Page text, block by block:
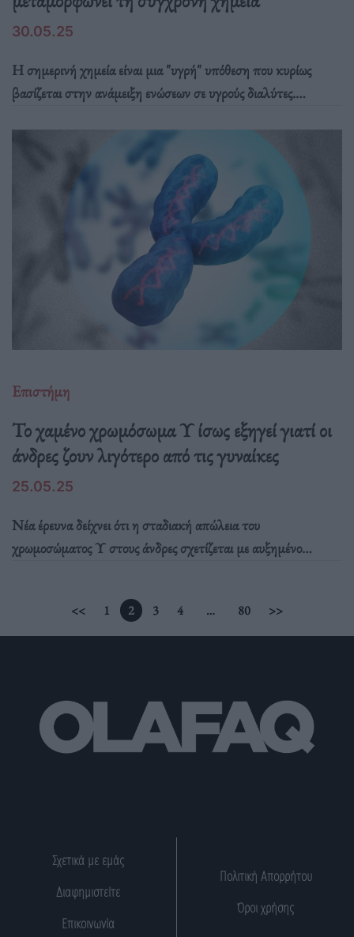
30.05.25
Η σημερινή χημεία είναι μια "υγρή" υπόθεση που κυρίως
βασίζεται στην ανάμειξη ενώσεων σε υγρούς διαλύτες.
αποδεικνύεται απρόσμενα αποτελεσματική.
Επιστήμη
Το χαμένο χρωμόσωμα Υ ίσως εξηγεί γιατί οι
άνδρες ζουν λιγότερο από τις γυναίκες
25.05.25
Νέα έρευνα δείχνει ότι η σταδιακή απώλεια του
χρωμοσώματος Υ στους άνδρες σχετίζεται με αυξημένο
επηρεάζοντας το προσδόκιμο ζωής.
<< 1 2 3 4 … 80 >>
Σχετικά με εμάς
Διαφημιστείτε
Επικοινωνία
Πολιτική Απορρήτου
Όροι χρήσης